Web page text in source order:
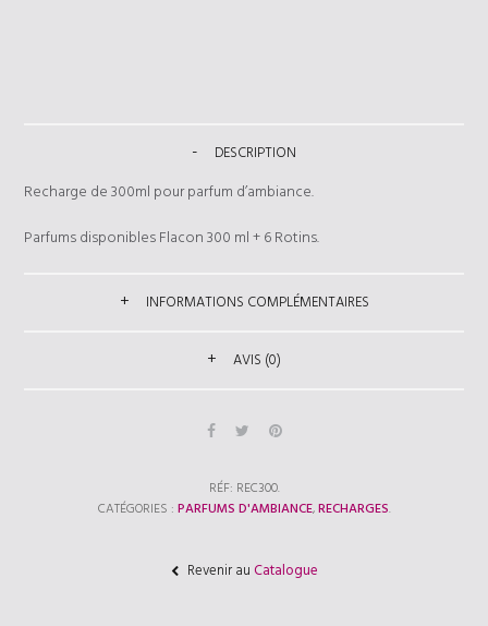
DESCRIPTION
Recharge de 300ml pour parfum d’ambiance.
Parfums disponibles Flacon 300 ml + 6 Rotins.
INFORMATIONS COMPLÉMENTAIRES
AVIS (0)
RÉF: REC300.
CATÉGORIES : PARFUMS D'AMBIANCE,RECHARGES.
Revenir auCatalogue